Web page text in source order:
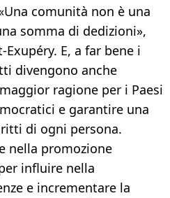
comunità non è una
somma di dedizioni»,
E, a far bene i
divengono anche
ragione per i Paesi
e garantire una
di ogni persona.
nella promozione
influire nella
e incrementare la